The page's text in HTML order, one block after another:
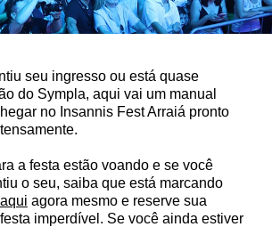
seu ingresso ou está quase
do Sympla, aqui vai um manual
no Insannis Fest Arraiá pronto
a festa estão voando e se você
o seu, saiba que está marcando
agora mesmo e reserve sua
imperdível. Se você ainda estiver